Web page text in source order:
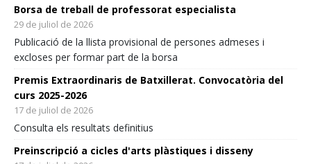
places
@mira_gerard
https://naciodigital.cat/societat/un-error-de-calcul-
400-educadors-sense-escola.html
2 4
Intersindical Educació Retweeted
Borsa de treball de professorat especialista
29 de juliol de 2026
Publicació de la llista provisional de persones admeses i
excloses per formar part de la borsa
Premis Extraordinaris de Batxillerat. Convocatòria del
curs 2025-2026
17 de juliol de 2026
Consulta els resultats definitius
Preinscripció a cicles d'arts plàstiques i disseny